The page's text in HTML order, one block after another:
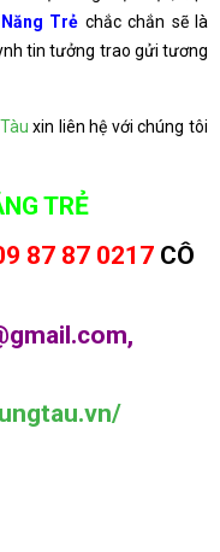
Trẻ chắc chắn sẽ là
tin tưởng trao gửi tương
xin liên hệ với chúng tôi
TRẺ
87 87 0217 CÔ